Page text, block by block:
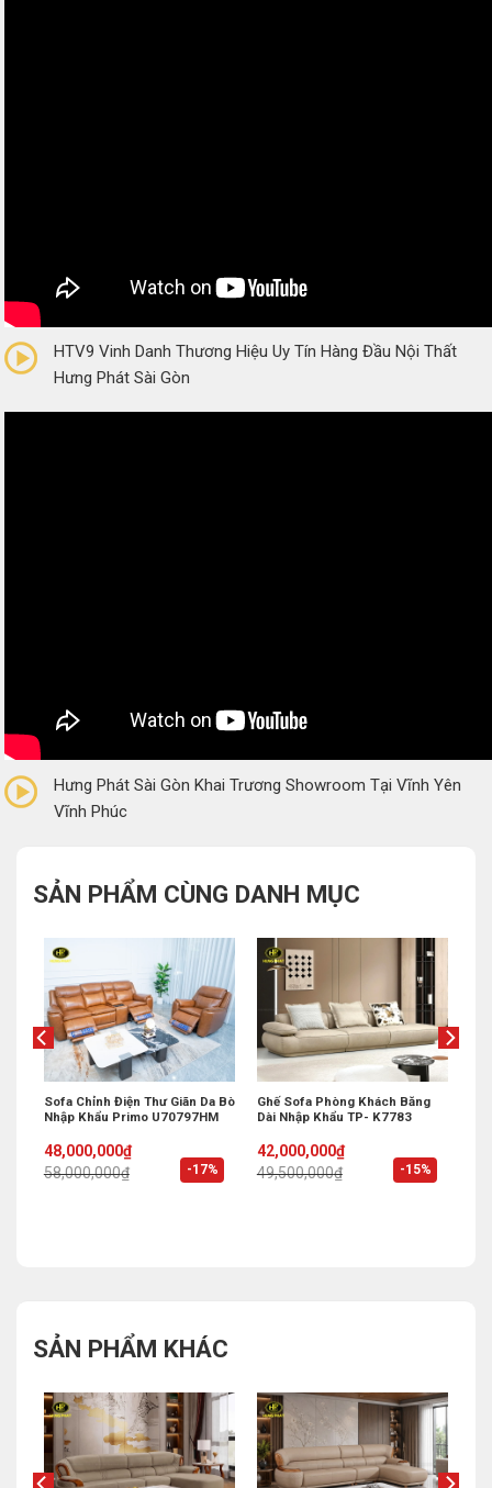
(0 Reviews)
HTV9 Vinh Danh Thương Hiệu Uy Tín Hàng Đầu Nội Thất
Hưng Phát Sài Gòn
(0 Reviews)
Hưng Phát Sài Gòn Khai Trương Showroom Tại Vĩnh Yên
Vĩnh Phúc
SẢN PHẨM CÙNG DANH MỤC
-17%
Sofa Chỉnh Điện Thư Giãn Da Bò
Nhập Khẩu Primo U70797HM
58,000,000₫
Original
price
was:
48,000,000₫
Current
price
is:
-15%
Ghế Sofa Phòng Khách Băng
Dài Nhập Khẩu TP- K7783
49,500,000₫
Original
price
was:
42,000,000₫
Current
price
is:
SẢN PHẨM KHÁC